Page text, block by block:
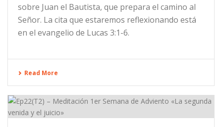
sobre Juan el Bautista, que prepara el camino al
Señor. La cita que estaremos reflexionando está
en el evangelio de Lucas 3:1-6.
Read More